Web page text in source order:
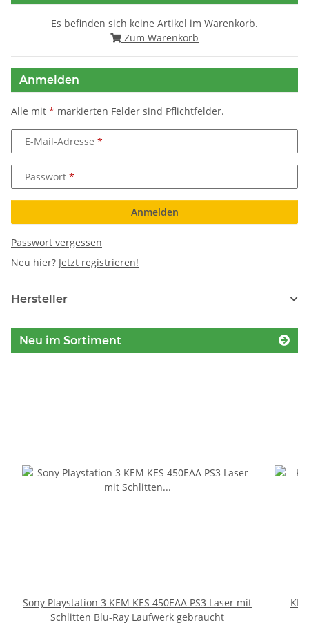
Es befinden sich keine Artikel im Warenkorb.
Zum Warenkorb
Anmelden
Alle mit * markierten Felder sind Pflichtfelder.
E-Mail-Adresse
Passwort
Anmelden
Passwort vergessen
Neu hier? Jetzt registrieren!
Hersteller
Neu im Sortiment
Sony Playstation 3 KEM KES 450EAA PS3 Laser mit
Schlitten Blu-Ray Laufwerk gebraucht